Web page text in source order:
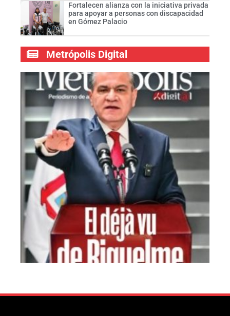
Fortalecen alianza con la iniciativa privada
para apoyar a personas con discapacidad
en Gómez Palacio
Metrópolis Digital